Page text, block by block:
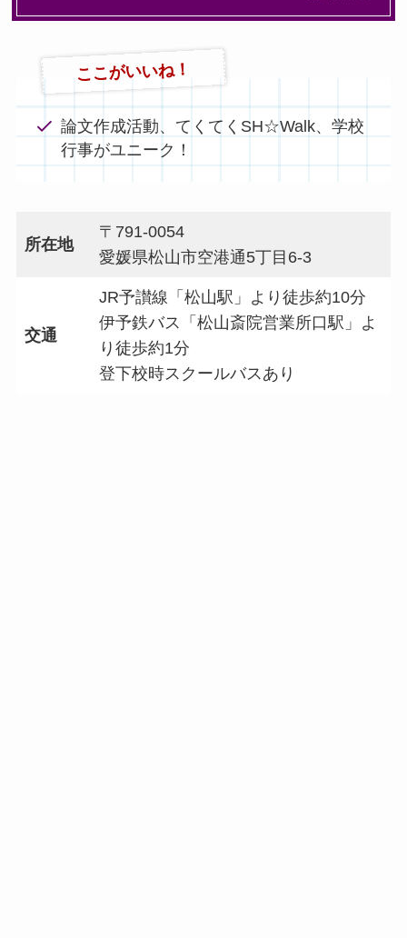
ここがいいね！
論文作成活動、てくてくSH☆Walk、学校
行事がユニーク！
所在地
〒791-0054
愛媛県松山市空港通5丁目6-3
交通
JR予讃線「松山駅」より徒歩約10分
伊予鉄バス「松山斎院営業所口駅」よ
り徒歩約1分
登下校時スクールバスあり